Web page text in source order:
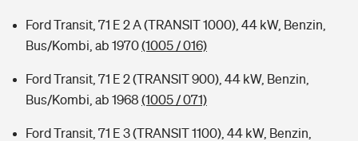
Ford Transit, 71 E 2 A (TRANSIT 1000), 44 kW, Benzin,
Bus/Kombi, ab 1970(1005 / 016)
Ford Transit, 71 E 2 (TRANSIT 900), 44 kW, Benzin,
Bus/Kombi, ab 1968 (1005 / 071)
Ford Transit, 71 E 3 (TRANSIT 1100), 44 kW, Benzin,